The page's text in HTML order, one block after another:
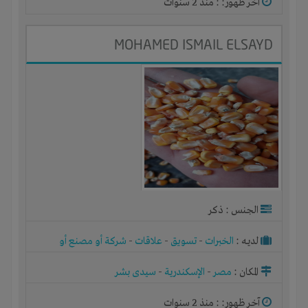
آخر ظهور: : منذ 2 سنوات
MOHAMED ISMAIL ELSAYD
الجنس : ذكر
لديـه : الخبرات - تسويق - علاقات - شركة أو مصنع أو
المكان : مصر- الإسكندرية - سيدى بشر
آخر ظهور: : منذ 2 سنوات